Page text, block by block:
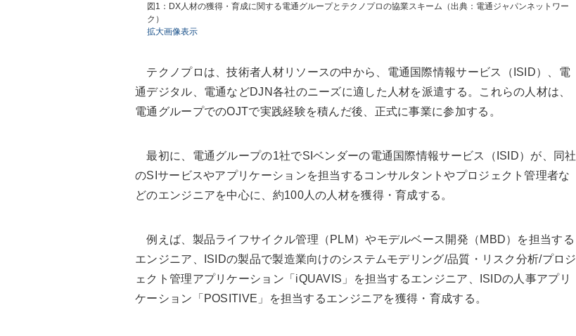
図1：DX人材の獲得・育成に関する電通グループとテクノプロの協業スキーム（出典：電通ジャパンネットワー
ク）
拡大画像表示
テクノプロは、技術者人材リソースの中から、電通国際情報サービス（ISID）、電
通デジタル、電通などDJN各社のニーズに適した人材を派遣する。これらの人材は、
電通グループでのOJTで実践経験を積んだ後、正式に事業に参加する。
最初に、電通グループの1社でSIベンダーの電通国際情報サービス（ISID）が、同社
のSIサービスやアプリケーションを担当するコンサルタントやプロジェクト管理者な
どのエンジニアを中心に、約100人の人材を獲得・育成する。
例えば、製品ライフサイクル管理（PLM）やモデルベース開発（MBD）を担当する
エンジニア、ISIDの製品で製造業向けのシステムモデリング/品質・リスク分析/プロジ
ェクト管理アプリケーション「iQUAVIS」を担当するエンジニア、ISIDの人事アプリ
ケーション「POSITIVE」を担当するエンジニアを獲得・育成する。